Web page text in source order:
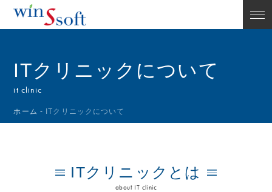
ITクリニックについて
it clinic
ホーム - ITクリニックについて
ITクリニックとは
about IT clinic